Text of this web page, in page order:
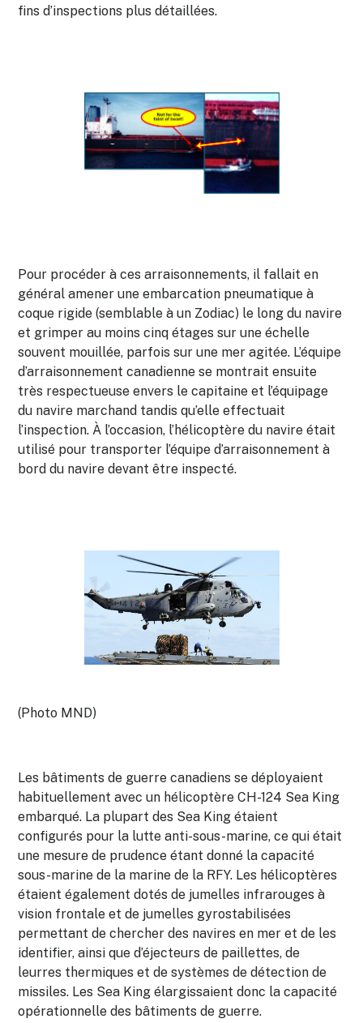
fins d’inspections plus détaillées.
Pour procéder à ces arraisonnements, il fallait en
général amener une embarcation pneumatique à
coque rigide (semblable à un Zodiac) le long du navire
et grimper au moins cinq étages sur une échelle
souvent mouillée, parfois sur une mer agitée. L’équipe
d’arraisonnement canadienne se montrait ensuite
très respectueuse envers le capitaine et l’équipage
du navire marchand tandis qu’elle effectuait
l’inspection. À l’occasion, l’hélicoptère du navire était
utilisé pour transporter l’équipe d’arraisonnement à
bord du navire devant être inspecté.
(Photo MND)
Les bâtiments de guerre canadiens se déployaient
habituellement avec un hélicoptère CH-124 Sea King
embarqué. La plupart des Sea King étaient
configurés pour la lutte anti-sous-marine, ce qui était
une mesure de prudence étant donné la capacité
sous-marine de la marine de la RFY. Les hélicoptères
étaient également dotés de jumelles infrarouges à
vision frontale et de jumelles gyrostabilisées
permettant de chercher des navires en mer et de les
identifier, ainsi que d’éjecteurs de paillettes, de
leurres thermiques et de systèmes de détection de
missiles. Les Sea King élargissaient donc la capacité
opérationnelle des bâtiments de guerre.